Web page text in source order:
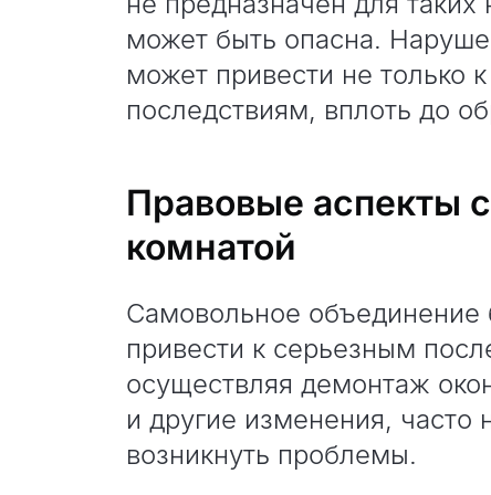
может быть опасна.
может привести не только
последствиям, вплоть до
Правовые аспекты
комнатой
Самовольное объединение
привести к серьезным
осуществляя демонтаж
и другие изменения, часто
возникнуть проблемы.